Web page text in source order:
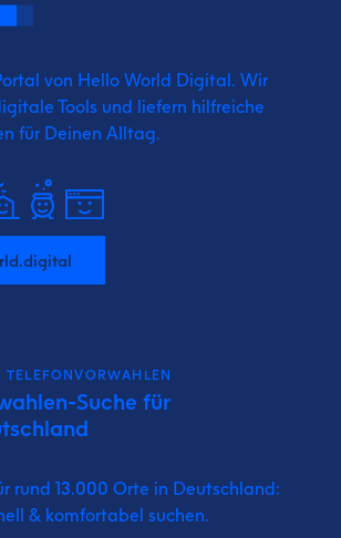
von Hello World Digital. Wir
Tools und liefern hilfreiche
für Deinen Alltag.
TELEFONVORWAHLEN
Suche für
rund 13.000 Orte in Deutschland:
& komfortabel suchen.